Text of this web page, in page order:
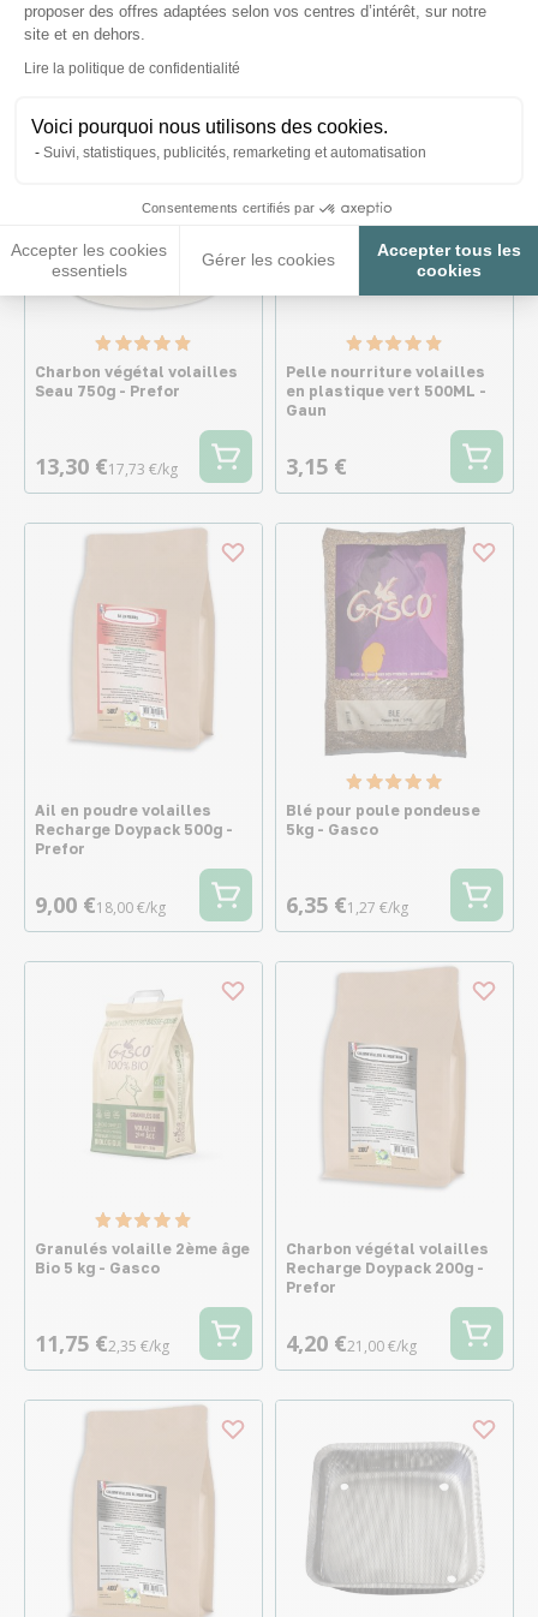
proposer des offres adaptées selon vos centres d’intérêt, sur notre
site et en dehors.
Lire la politique de confidentialité
Voici pourquoi nous utilisons des cookies.
Suivi, statistiques, publicités, remarketing et automatisation
Consentements certifiés par
Accepter les cookies
essentiels
Gérer les cookies
Accepter tous les
cookies
Axeptio consent
20,40 €
Charbon végétal volailles
Seau 750g - Prefor
13,30 €17,73 €/kg
Pelle nourriture volailles
en plastique vert 500ML -
Gaun
3,15 €
Ail en poudre volailles
Recharge Doypack 500g -
Prefor
9,00 €18,00 €/kg
Blé pour poule pondeuse
5kg - Gasco
6,35 €1,27 €/kg
Granulés volaille 2ème âge
Bio 5 kg - Gasco
11,75 €2,35 €/kg
Charbon végétal volailles
Recharge Doypack 200g -
Prefor
4,20 €21,00 €/kg